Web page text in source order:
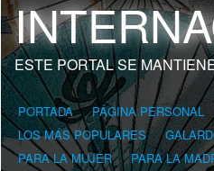
ESTE PORTAL SE
PORTADA PÁGINA PERSONAL
LOS MÁS POPULARES
PARA LA MUJER
PARA LA